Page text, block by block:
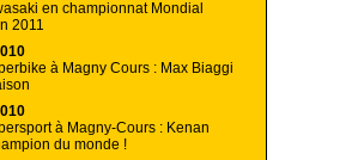
en championnat Mondial
2011
à Magny Cours : Max Biaggi
à Magny-Cours : Kenan
du monde !